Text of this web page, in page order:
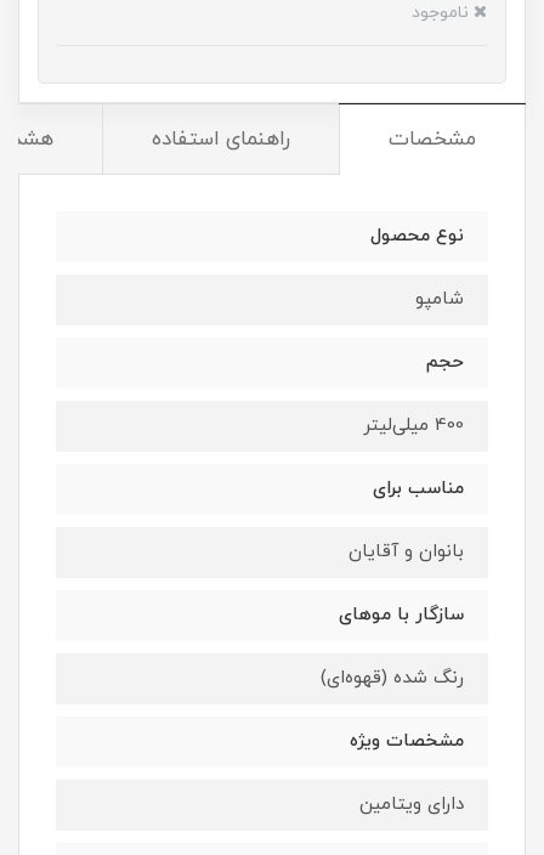
ناموجود
مشخصات راهنمای استفاده
نوع محصول
شامپو
حجم
400 میلی‌لیتر
مناسب برای
بانوان و آقایان
سازگار با موهای
رنگ شده (قهوه‌ای)
مشخصات ویژه
دارای ویتامین